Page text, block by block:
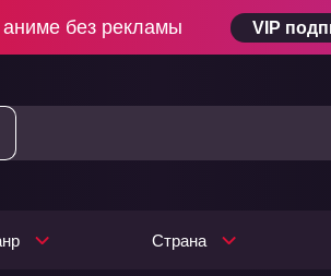
без рекламы VIP
Страна